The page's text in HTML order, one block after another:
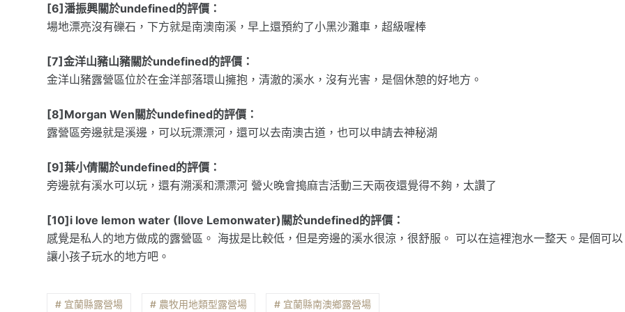
[6]潘振興關於undefined的評價：
場地漂亮沒有礫石，下方就是南澳南溪，早上還預約了小黑沙灘車，超級喔棒
[7]金洋山豬山豬關於undefined的評價：
金洋山豬露營區位於在金洋部落環山擁抱，清澈的溪水，沒有光害，是個休憩的好地方。
[8]Morgan Wen關於undefined的評價：
露營區旁邊就是溪邊，可以玩漂漂河，還可以去南澳古道，也可以申請去神秘湖
[9]葉小倩關於undefined的評價：
旁邊就有溪水可以玩，還有溯溪和漂漂河 營火晚會搗麻吉活動三天兩夜還覺得不夠，太讚了
[10]i love lemon water (Ilove Lemonwater)關於undefined的評價：
感覺是私人的地方做成的露營區。 海拔是比較低，但是旁邊的溪水很涼，很舒服。 可以在這裡泡水一整天。是個可以
讓小孩子玩水的地方吧。
# 宜蘭縣露營場 # 農牧用地類型露營場 # 宜蘭縣南澳鄉露營場